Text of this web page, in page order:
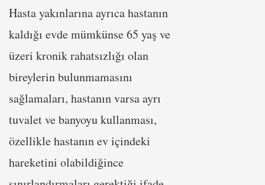
Hasta yakınlarına ayrıca hastanın
kaldığı evde mümkünse 65 yaş ve
üzeri kronik rahatsızlığı olan
bireylerin bulunmamasını
sağlamaları, hastanın varsa ayrı
tuvalet ve banyoyu kullanması,
özellikle hastanın ev içindeki
hareketini olabildiğince